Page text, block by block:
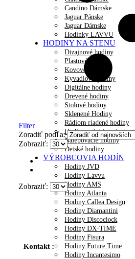
Candino Dámske
Jaguar Pánske
Jaguar Dámske
Hodinky LAVVU
HODINY NA STENU
Dizajnové hodiny
Plastové hodiny
Kovové hodiny
Kyvadlové hodiny
Digitálne hodiny
Drevené hodiny
Stolové hodiny
Sklenené Hodiny
Rádiom riadené hodiny
Hodiny s tichým chodom
Nalepovacie hodiny
Detské hodiny
VÝROBCOVIA HODÍN
Hodiny JVD
Hodiny Lavvu
Hodiny AMS
Hodiny Atlanta
Hodiny Callea Design
Hodiny Diamantini
Hodiny Discoclock
Hodiny DX-TIME
Hodiny Fisura
Hodiny Future Time
Hodiny Incantesimo
Filter
Zoradiť podľa:
Zobraziť:
Zobraziť:
Kontakt :